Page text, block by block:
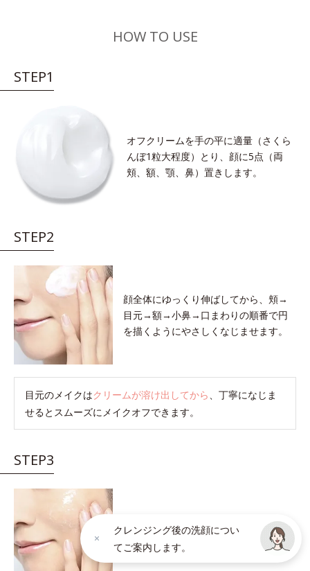
HOW TO USE
STEP1
オフクリームを手の平に適量（さくら
んぼ1粒大程度）とり、顔に5点（両
頬、額、顎、鼻）置きします。
STEP2
顔全体にゆっくり伸ばしてから、頬→
目元→額→小鼻→口まわりの順番で円
を描くようにやさしくなじませます。
目元のメイクはクリームが溶け出してから、丁寧になじま
せるとスムーズにメイクオフできます。
STEP3
クリームが肌の上でメイク汚れを巻き
こむと軽い感触に変わります。
感触が
軽くなったら洗い流しのサインです。
クレンジング後の洗顔につい
てご案内します。